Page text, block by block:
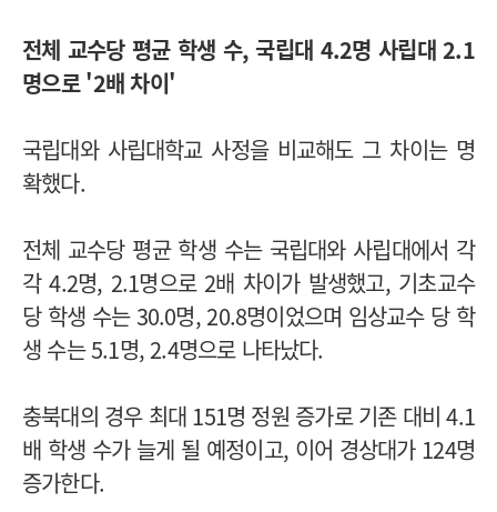
전체 교수당 평균 학생 수, 국립대 4.2명 사립대 2.1
명으로 '2배 차이'
국립대와 사립대학교 사정을 비교해도 그 차이는 명
확했다.
전체 교수당 평균 학생 수는 국립대와 사립대에서 각
각 4.2명, 2.1명으로 2배 차이가 발생했고, 기초교수
당 학생 수는 30.0명, 20.8명이었으며 임상교수 당 학
생 수는 5.1명, 2.4명으로 나타났다.
충북대의 경우 최대 151명 정원 증가로 기존 대비 4.1
배 학생 수가 늘게 될 예정이고, 이어 경상대가 124명
증가한다.